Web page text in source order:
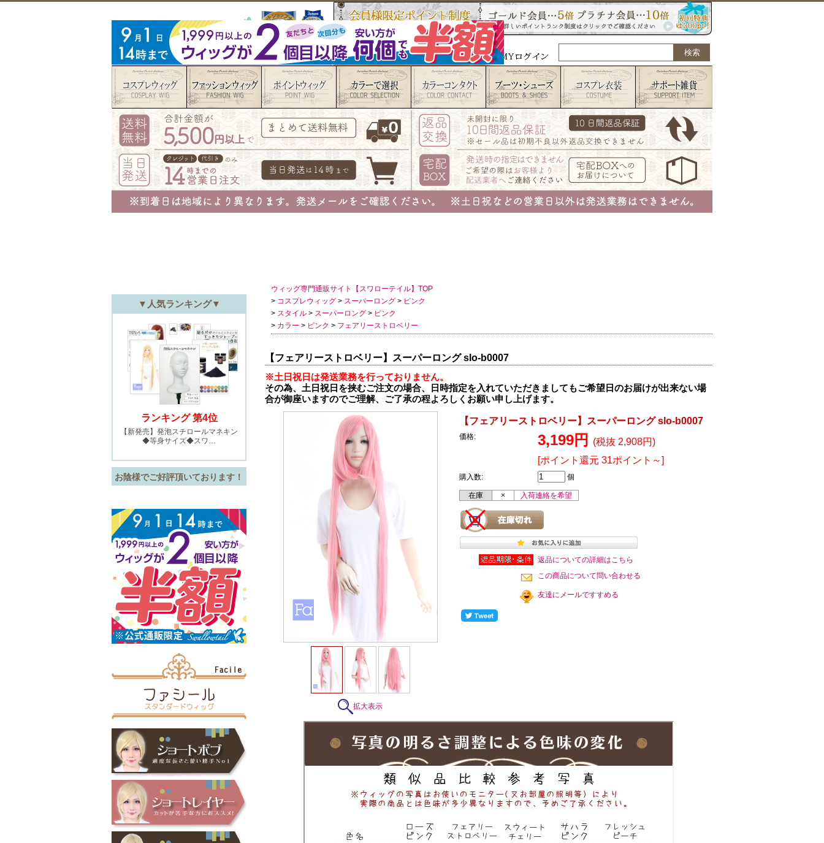
ウィッグ専門通販サイト【スワローテイル】TOP
> コスプレウィッグ > スーパーロング > ピンク
> スタイル > スーパーロング > ピンク
> カラー > ピンク > フェアリーストロベリー
【フェアリーストロベリー】スーパーロング slo-b0007
※土日祝日は発送業務を行っておりません。
その為、土日祝日を挟むご注文の場合、日時指定を入れていただきましてもご希望日のお届けが出来ない場
合が御座いますのでご理解、ご了承の程よろしくお願い申し上げます。
拡大表示
【フェアリーストロベリー】スーパーロング slo-b0007
価格: 3,199円
(税抜 2,908円)
[ポイント還元 31ポイント～]
購入数: 個
在庫 × 入荷連絡を希望
返品についての詳細はこちら
この商品について問い合わせる
友達にメールですすめる